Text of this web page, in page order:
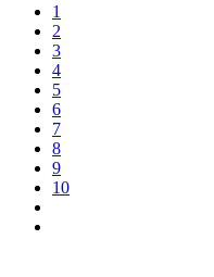
1
2
3
4
5
6
7
8
9
10